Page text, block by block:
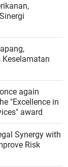
again
"Excellence in
award
Synergy with
Risk